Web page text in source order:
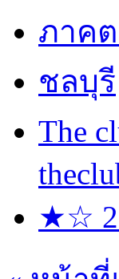
ภาค
ชลบุรี
The
★☆